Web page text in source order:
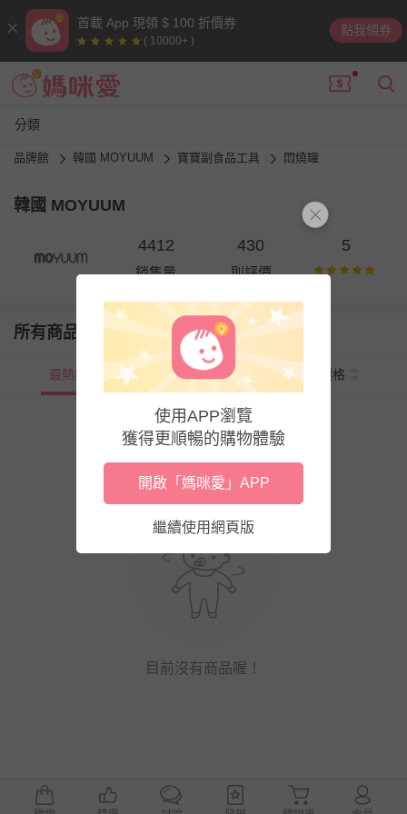
首載 App 現領 $ 100 折價券
( 10000+ )
點我領券
分類
品牌館 韓國 MOYUUM 寶寶副食品工具 悶燒罐
韓國 MOYUUM
4412
銷售量
430
則評價
5
所有商品
最熱銷 新上市 價格
目前沒有商品喔！
使用APP瀏覽
獲得更順暢的購物體驗
開啟「媽咪愛」APP
繼續使用網頁版